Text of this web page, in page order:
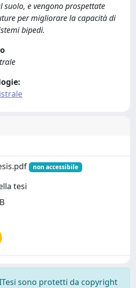
suolo, e vengono prospettate
per migliorare la capacità di
bipedi.
non accessibile
tesi
sono protetti da copyright